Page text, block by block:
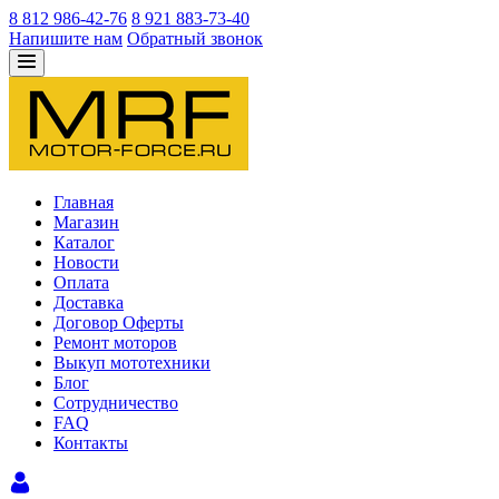
8 812 986-42-76 8 921 883-73-40
Напишите нам Обратный звонок
Главная
Магазин
Каталог
Новости
Оплата
Доставка
Договор Оферты
Ремонт моторов
Выкуп мототехники
Блог
Сотрудничество
FAQ
Контакты